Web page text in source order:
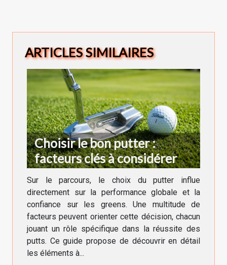
ARTICLES SIMILAIRES
Choisir le bon putter :
facteurs clés à considérer
Sur le parcours, le choix du putter influe
directement sur la performance globale et la
confiance sur les greens. Une multitude de
facteurs peuvent orienter cette décision, chacun
jouant un rôle spécifique dans la réussite des
putts. Ce guide propose de découvrir en détail
les éléments à...